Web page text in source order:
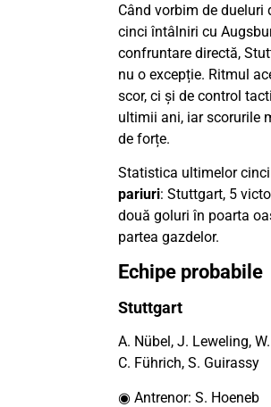
Când vorbim de
cinci întâlniri cu
confruntare directă,
nu o excepție. Ritmul
scor, ci și de control
ultimii ani, iar scorurile
de forțe.
Statistica ultimelor
pariuri: Stuttgart, 5
două goluri în poarta
partea gazdelor.
Echipe probabile
Stuttgart
A. Nübel, J. Leweling,
C. Führich, S. Guirassy
◉ Antrenor: S. Hoeneb